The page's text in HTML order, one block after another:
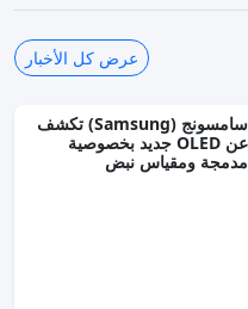
عرض كل الأخبار
سامسونج (Samsung) تكشف
عن OLED جديد بخصوصية
مدمجة ومقياس نبض